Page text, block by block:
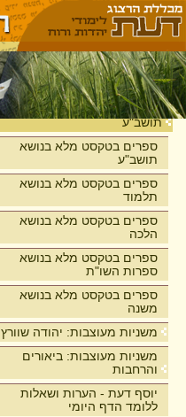
בית
תושב"ע
ספרים בטקסט מלא בנושא
תושב"ע
ספרים בטקסט מלא בנושא
תלמוד
ספרים בטקסט מלא בנושא
הלכה
ספרים בטקסט מלא בנושא
ספרות השו"ת
ספרים בטקסט מלא בנושא
משנה
משניות מעוצבות: יהודה שוורץ
משניות מעוצבות: ביאורים
והרחבות
יוסף דעת - הערות ושאלות
ללומד הדף היומי